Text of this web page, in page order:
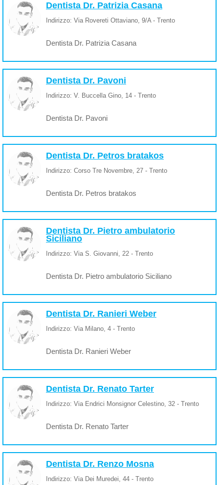
Dentista Dr. Patrizia Casana
Indirizzo: Via Rovereti Ottaviano, 9/A - Trento
Dentista Dr. Patrizia Casana
Dentista Dr. Pavoni
Indirizzo: V. Buccella Gino, 14 - Trento
Dentista Dr. Pavoni
Dentista Dr. Petros bratakos
Indirizzo: Corso Tre Novembre, 27 - Trento
Dentista Dr. Petros bratakos
Dentista Dr. Pietro ambulatorio
Siciliano
Indirizzo: Via S. Giovanni, 22 - Trento
Dentista Dr. Pietro ambulatorio Siciliano
Dentista Dr. Ranieri Weber
Indirizzo: Via Milano, 4 - Trento
Dentista Dr. Ranieri Weber
Dentista Dr. Renato Tarter
Indirizzo: Via Endrici Monsignor Celestino, 32 - Trento
Dentista Dr. Renato Tarter
Dentista Dr. Renzo Mosna
Indirizzo: Via Dei Muredei, 44 - Trento